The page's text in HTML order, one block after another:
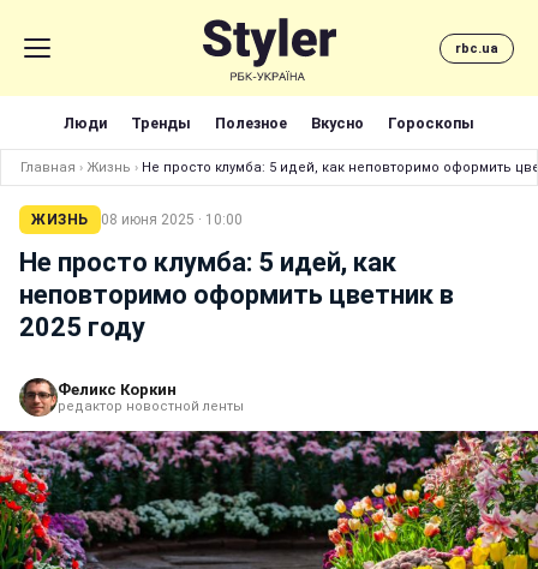
rbc.ua
Люди Тренды Полезное Вкусно Гороскопы
Главная › Жизнь › Не просто клумба: 5 идей, как неповторимо оформить
ЖИЗНЬ 08 июня 2025 · 10:00
Не просто клумба: 5 идей, как
неповторимо оформить цветник в
2025 году
Феликс Коркин
редактор новостной ленты